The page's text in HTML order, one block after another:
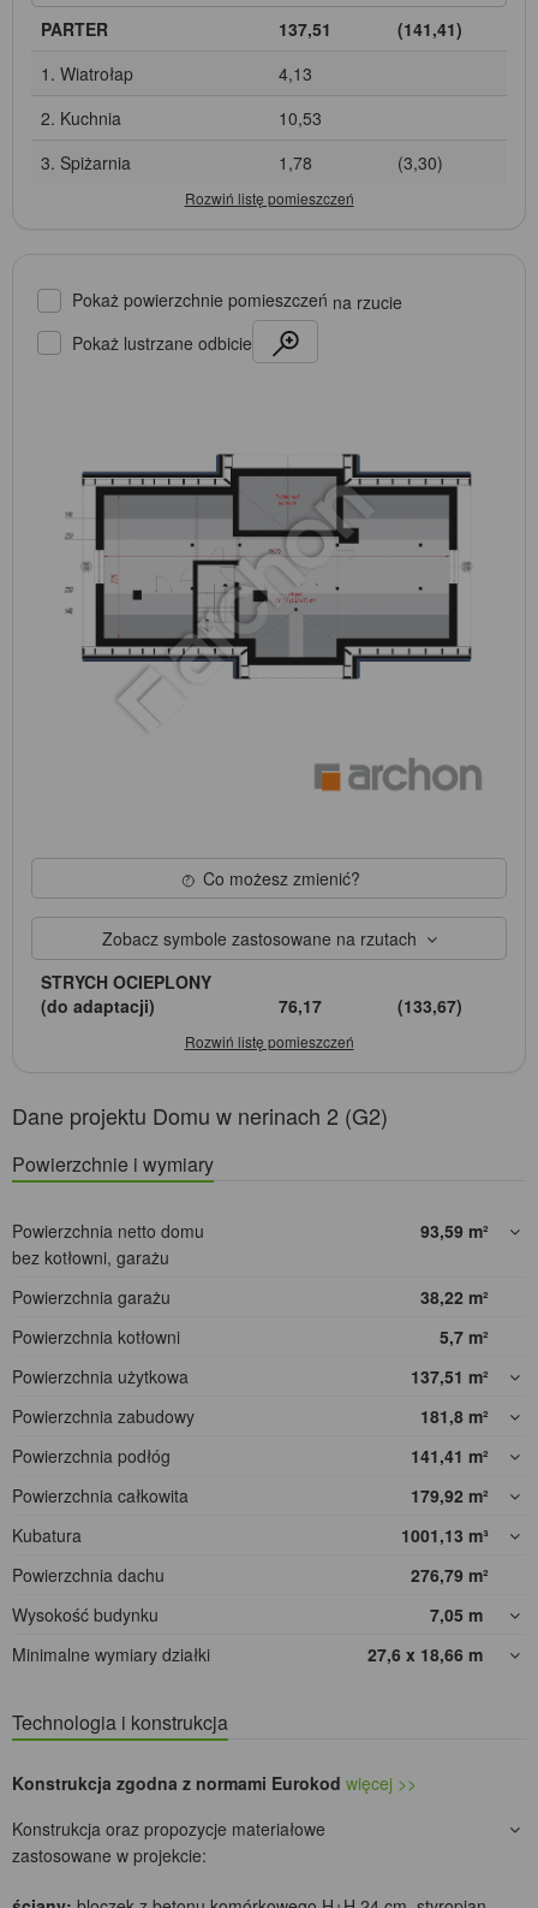
PARTER
137,51
(141,41)
1. Wiatrołap
4,13
2. Kuchnia
10,53
3. Spiżarnia
1,78 (3,30)
Pokaż powierzchnie pomieszczeń na rzucie
Pokaż lustrzane odbicie
Co możesz zmienić?
Zobacz symbole zastosowane na rzutach
STRYCH OCIEPLONY
(do adaptacji)
76,17 (133,67)
Dane projektu Domu w nerinach 2 (G2)
Powierzchnie i wymiary
Powierzchnia netto domu
bez kotłowni, garażu
93,59 m²
Powierzchnia garażu 38,22 m²
Powierzchnia kotłowni
5,7 m²
Powierzchnia użytkowa
137,51 m²
Powierzchnia zabudowy
181,8 m²
Powierzchnia podłóg
141,41 m²
Powierzchnia całkowita
179,92 m²
Kubatura
1001,13 m³
Powierzchnia dachu
276,79 m²
Wysokość budynku
7,05 m
Minimalne wymiary działki
27,6 x 18,66 m
Technologia i konstrukcja
Konstrukcja zgodna z normami Eurokod więcej >>
Konstrukcja oraz propozycje materiałowe
zastosowane w projekcie: